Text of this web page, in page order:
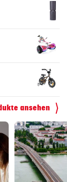
ansehen